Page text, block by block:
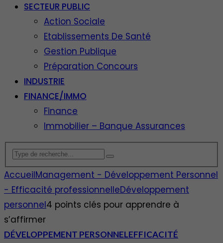
SECTEUR PUBLIC
Action Sociale
Etablissements De Santé
Gestion Publique
Préparation Concours
INDUSTRIE
FINANCE/IMMO
Finance
Immobilier – Banque Assurances
AccueilManagement - Développement Personnel
- Efficacité professionnelleDéveloppement
personnel4 points clés pour apprendre à
s’affirmer
DÉVELOPPEMENT PERSONNELEFFICACITÉ